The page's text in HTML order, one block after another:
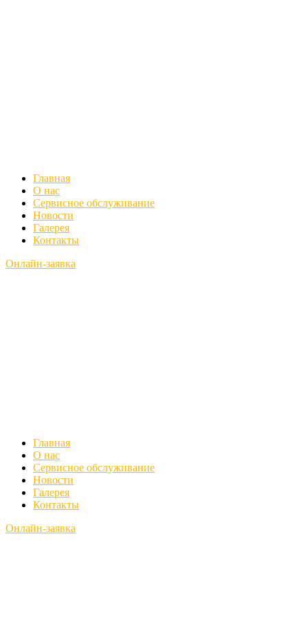
Главная
О нас
Сервисное обслуживание
Новости
Галерея
Контакты
Онлайн-заявка
Главная
О нас
Сервисное обслуживание
Новости
Галерея
Контакты
Онлайн-заявка